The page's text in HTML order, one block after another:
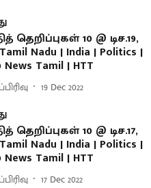
தெறிப்புகள் 10 @ டிச.19,
Nadu | India | Politics |
News Tamil | HTT
19 Dec 2022
தெறிப்புகள் 10 @ டிச.17,
Nadu | India | Politics |
News Tamil | HTT
17 Dec 2022